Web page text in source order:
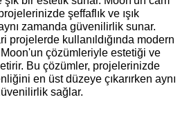
şeffaflık ve ışık
zamanda güvenilirlik sunar.
projelerde kullanıldığında modern
Moon'un çözümleriyle estetiği ve
Bu çözümler, projelerinizde
en üst düzeye çıkarırken aynı
sağlar.